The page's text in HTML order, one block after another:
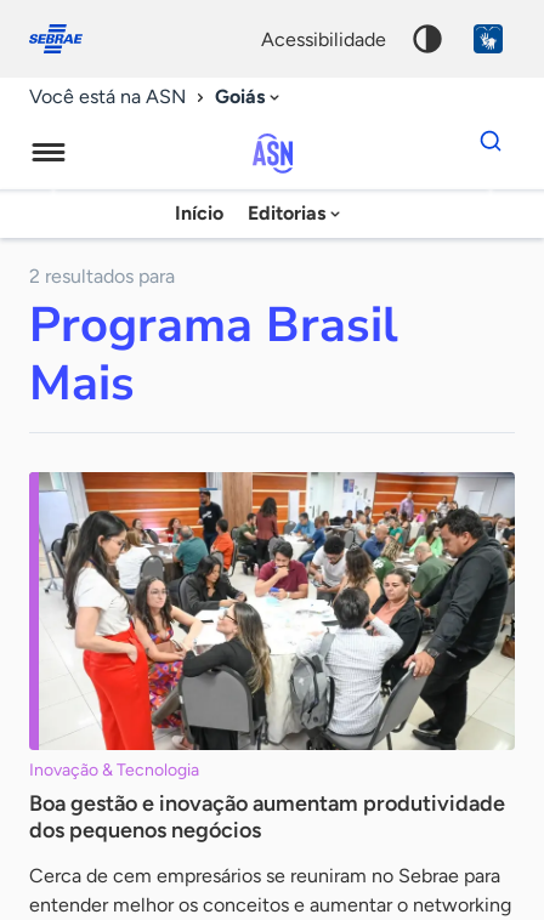
conosco
acessibilidade
Você está na ASN Goiás
Agência
Sebrae
Notícias
Início Editorias
Dados
para
chave
2 resultados para
Programa Brasil
Mais
Inovação & Tecnologia
Boa gestão e inovação aumentam produtividade
dos pequenos negócios
Cerca de cem empresários se reuniram no Sebrae para
entender melhor os conceitos e aumentar o networking